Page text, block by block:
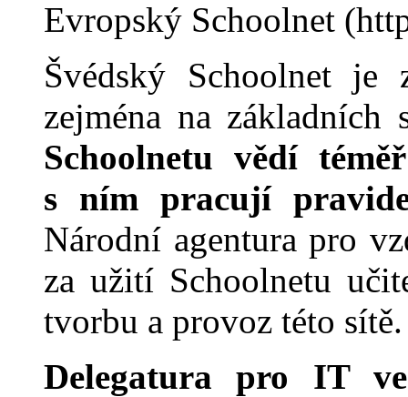
Evropský Schoolnet
Švédský Schoolnet
zejména na základních
Schoolnetu vědí
s ním pracují
Národní agentura pro
za užití Schoolnetu
tvorbu a provoz této sítě.
Delegatura pro IT